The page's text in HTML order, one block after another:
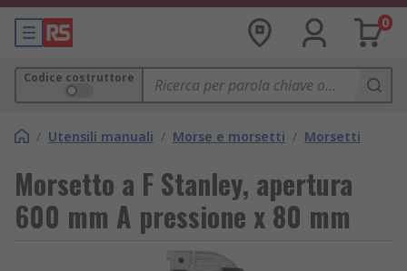
0
Codice costruttore
/ Utensili manuali / Morse e morsetti / Morsetti
Morsetto a F Stanley, apertura
600 mm A pressione x 80 mm